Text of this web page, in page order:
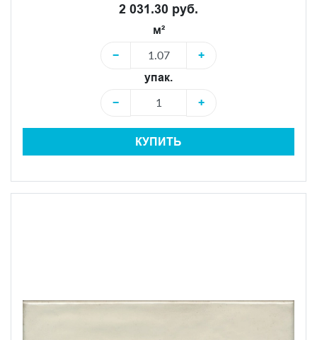
2 031.30 руб.
м²
−
+
упак.
−
+
КУПИТЬ